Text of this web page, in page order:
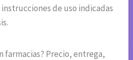
de uso indicadas
farmacias? Precio, entrega,